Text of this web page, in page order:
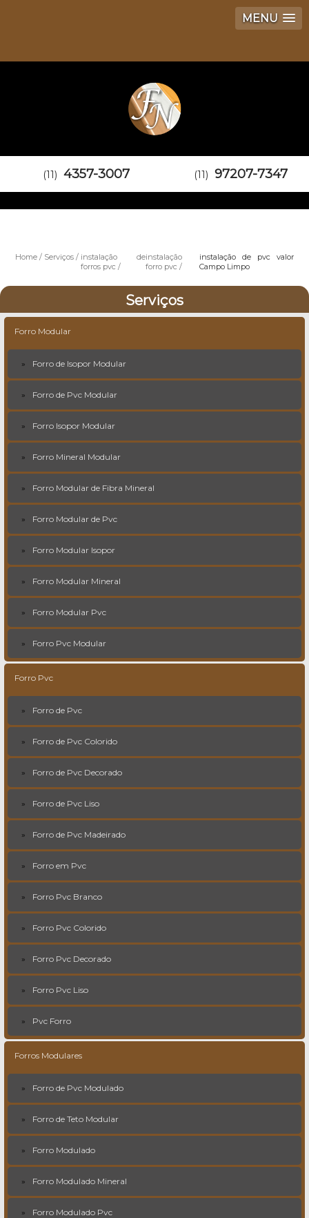
MENU
(11) 4357-3007 (11) 97207-7347
Home Serviços
instalação de
forros pvc
instalação
forro pvc
instalação de pvc valor
Campo Limpo
Serviços
Forro Modular
Forro de Isopor Modular
Forro de Pvc Modular
Forro Isopor Modular
Forro Mineral Modular
Forro Modular de Fibra Mineral
Forro Modular de Pvc
Forro Modular Isopor
Forro Modular Mineral
Forro Modular Pvc
Forro Pvc Modular
Forro Pvc
Forro de Pvc
Forro de Pvc Colorido
Forro de Pvc Decorado
Forro de Pvc Liso
Forro de Pvc Madeirado
Forro em Pvc
Forro Pvc Branco
Forro Pvc Colorido
Forro Pvc Decorado
Forro Pvc Liso
Pvc Forro
Forros Modulares
Forro de Pvc Modulado
Forro de Teto Modular
Forro Modulado
Forro Modulado Mineral
Forro Modulado Pvc